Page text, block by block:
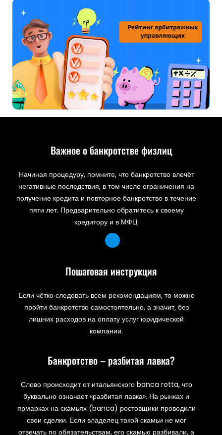
Важное о банкротстве физлиц
Начиная процедуру, помните, что банкротство влечёт
негативные последствия, в том числе ограничения на
получение кредита и повторное банкротство в течение
пяти лет. Предварительно обратитесь к своему
кредитору и в МФЦ.
Пошаговая инструкция
Если чётко следовать всем рекомендациям, то можно
пройти банкротство самостоятельно, а значит, без
лишних расходов на оплату услуг юридической
компании.
Банкротство – разбитая лавка?
Слово происходит от итальянского banca rotta, что
буквально означает «разбитая лавка». На рынках и
ярмарках на скамьях (banca) ростовщики проводили
свои сделки. Если владелец такой скамьи не мог
отвечать по обязательствам, его скамью разбивали, а